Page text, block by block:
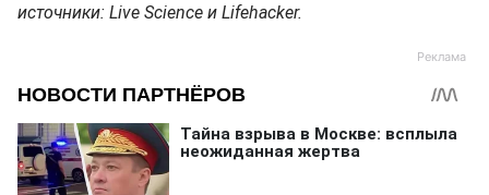
источники: Live Science и Lifehacker.